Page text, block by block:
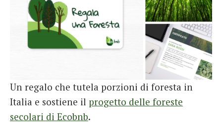
Un regalo che tutela porzioni di foresta in
Italia e sostiene il progetto delle foreste
secolari di Ecobnb.